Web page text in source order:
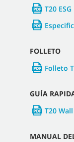
T20
FOLLETO
Folleto
GUÍA
T20
MANUAL